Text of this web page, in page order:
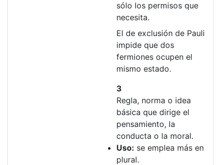
sólo los permisos que
necesita.
El de exclusión de Pauli
impide que dos
fermiones ocupen el
mismo estado.
3
Regla, norma o idea
básica que dirige el
pensamiento, la
conducta o la moral.
Uso: se emplea más en
plural.